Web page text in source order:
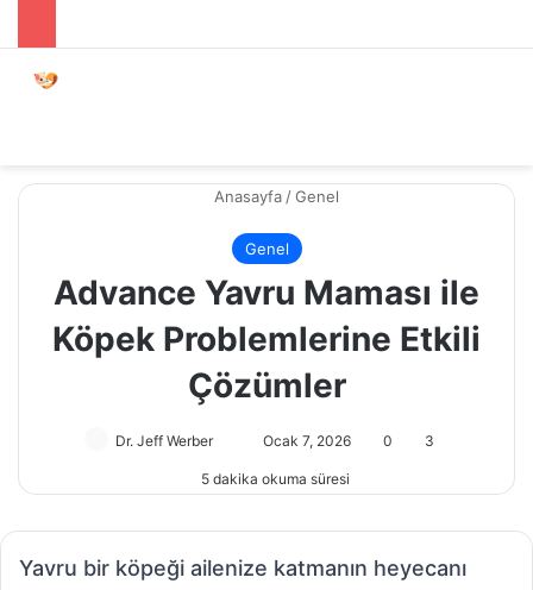
Anasayfa /Genel
Genel
Advance Yavru Maması ile
Köpek Problemlerine Etkili
Çözümler
Dr. Jeff Werber
posta
Ocak 7, 2026 0 3
5 dakika okuma süresi
Yavru bir köpeği ailenize katmanın heyecanı